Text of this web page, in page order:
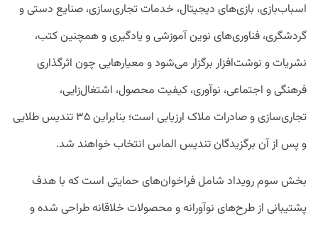
اسباب‌بازی، بازی‌های دیجیتال، خدمات تجاری‌سازی، صنایع دستی و
گردشگری، فناوری‌های نوین آموزشی و یادگیری و همچنین کتب،
نشریات و نوشت‌افزار برگزار می‌شود و معیارهایی چون اثرگذاری
فرهنگی و اجتماعی، نوآوری، کیفیت محصول، اشتغال‌زایی،
تجاری‌سازی و صادرات ملاک ارزیابی است؛ بنابراین ۳۵ تندیس طلایی
و پس از آن برگزیدگان تندیس الماس انتخاب خواهند شد.
بخش سوم رویداد شامل فراخوان‌های حمایتی است که با هدف
پشتیبانی از طرح‌های نوآورانه و محصولات خلاقانه طراحی شده و